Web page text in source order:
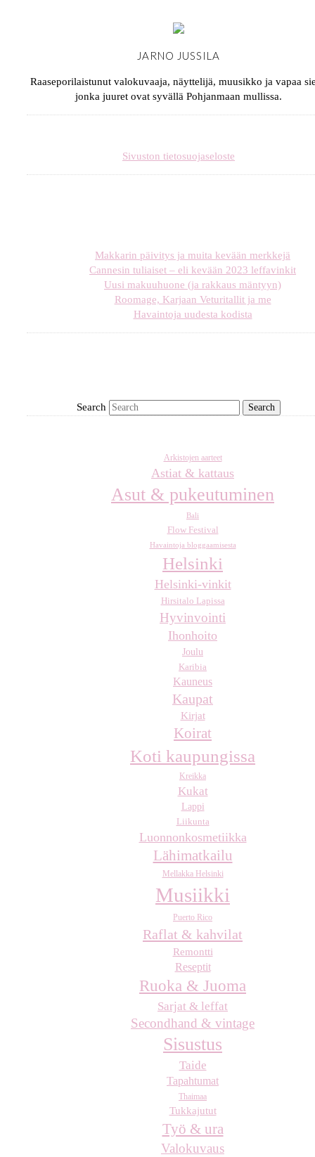
JARNO JUSSILA
Raaseporilaistunut valokuvaaja, näyttelijä, muusikko ja vapaa
jonka juuret ovat syvällä Pohjanmaan mullissa.
Sivuston tietosuojaseloste
Makkarin päivitys ja muita kevään merkkejä
Cannesin tuliaiset – eli kevään 2023 leffavinkit
Uusi makuuhuone (ja rakkaus mäntyyn)
Roomage, Karjaan Veturitallit ja me
Havaintoja uudesta kodista
Search
Arkistojen aarteet
Astiat & kattaus
Asut & pukeutuminen
Bali
Flow Festival
Havaintoja bloggaamisesta
Helsinki
Helsinki-vinkit
Hirsitalo Lapissa
Hyvinvointi
Ihonhoito
Joulu
Karibia
Kauneus
Kaupat
Kirjat
Koirat
Koti kaupungissa
Kreikka
Kukat
Lappi
Liikunta
Luonnonkosmetiikka
Lähimatkailu
Mellakka Helsinki
Musiikki
Puerto Rico
Raflat & kahvilat
Remontti
Reseptit
Ruoka & Juoma
Sarjat & leffat
Secondhand & vintage
Sisustus
Taide
Tapahtumat
Thaimaa
Tukkajutut
Työ & ura
Valokuvaus